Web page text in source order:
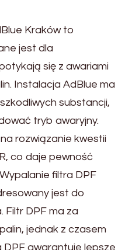
Kraków to
jest dla
się z awariami
Instalacja AdBlue ma
substancji,
tryb awaryjny.
rozwiązanie kwestii
co daje pewność
filtra DPF
jest do
Filtr DPF ma za
jednak z czasem
DPF gwarantuje lepsze